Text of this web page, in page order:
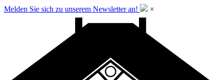
Melden Sie sich zu unserem Newsletter an! ×